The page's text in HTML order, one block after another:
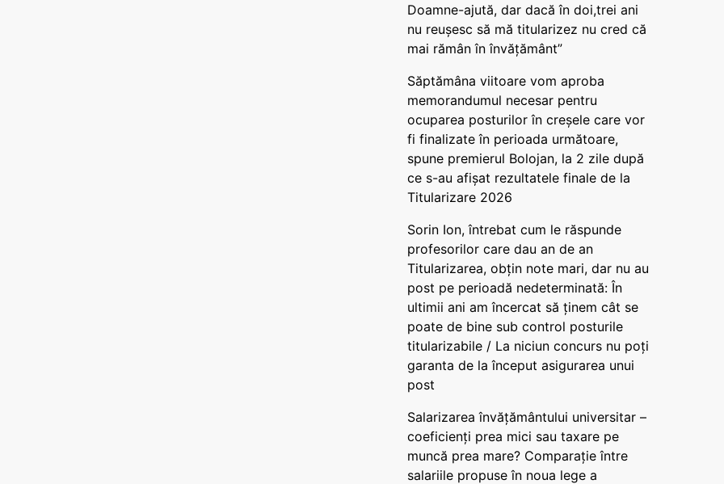
Doamne-ajută, dar dacă în doi,trei ani
nu reușesc să mă titularizez nu cred că
mai rămân în învățământ”
Săptămâna viitoare vom aproba
memorandumul necesar pentru
ocuparea posturilor în creșele care vor
fi finalizate în perioada următoare,
spune premierul Bolojan, la 2 zile după
ce s-au afișat rezultatele finale de la
Titularizare 2026
Sorin Ion, întrebat cum le răspunde
profesorilor care dau an de an
Titularizarea, obțin note mari, dar nu au
post pe perioadă nedeterminată: În
ultimii ani am încercat să ținem cât se
poate de bine sub control posturile
titularizabile / La niciun concurs nu poți
garanta de la început asigurarea unui
post
Salarizarea învățământului universitar –
coeficienți prea mici sau taxare pe
muncă prea mare? Comparație între
salariile propuse în noua lege a